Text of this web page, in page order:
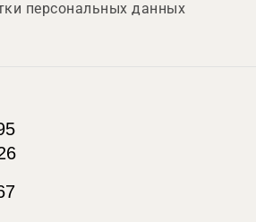
персональных данных